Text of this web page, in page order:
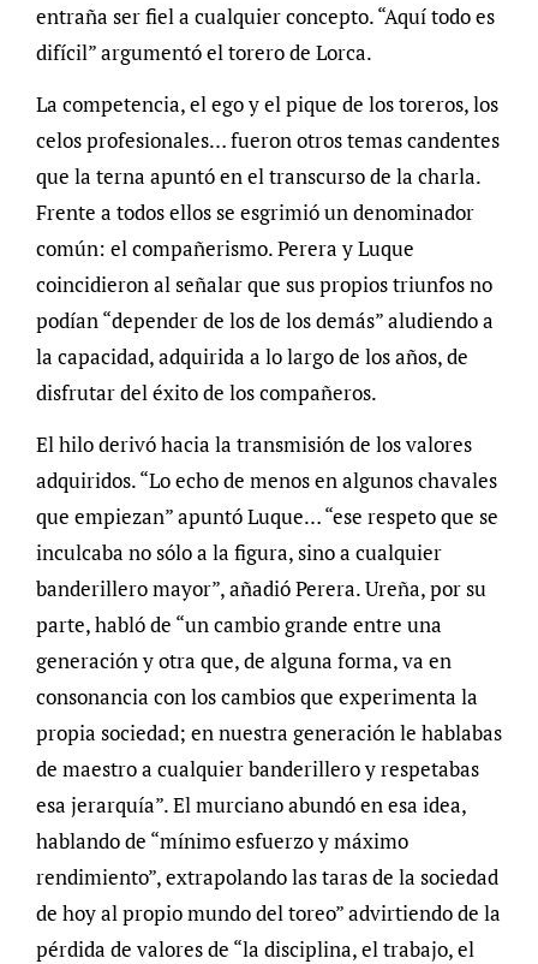
entraña ser fiel a cualquier concepto. “Aquí todo es
difícil” argumentó el torero de Lorca.
La competencia, el ego y el pique de los toreros, los
celos profesionales… fueron otros temas candentes
que la terna apuntó en el transcurso de la charla.
Frente a todos ellos se esgrimió un denominador
común: el compañerismo. Perera y Luque
coincidieron al señalar que sus propios triunfos no
podían “depender de los de los demás” aludiendo a
la capacidad, adquirida a lo largo de los años, de
disfrutar del éxito de los compañeros.
El hilo derivó hacia la transmisión de los valores
adquiridos. “Lo echo de menos en algunos chavales
que empiezan” apuntó Luque… “ese respeto que se
inculcaba no sólo a la figura, sino a cualquier
banderillero mayor”, añadió Perera. Ureña, por su
parte, habló de “un cambio grande entre una
generación y otra que, de alguna forma, va en
consonancia con los cambios que experimenta la
propia sociedad; en nuestra generación le hablabas
de maestro a cualquier banderillero y respetabas
esa jerarquía”. El murciano abundó en esa idea,
hablando de “mínimo esfuerzo y máximo
rendimiento”, extrapolando las taras de la sociedad
de hoy al propio mundo del toreo” advirtiendo de la
pérdida de valores de “la disciplina, el trabajo, el